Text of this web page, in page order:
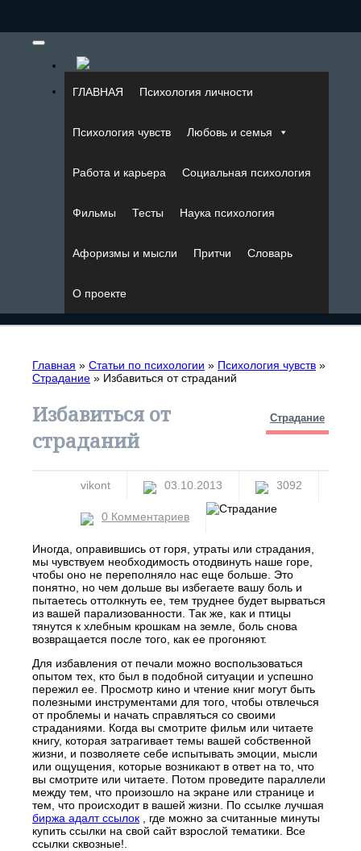
ГЛАВНАЯ Психология личности
Психология чувств Любовь и семья
Работа и карьера Социальная психология
Фильмы Тесты Наука психология
Афоризмы и мысли Притчи Словарь
О проекте
Главная » Статьи по психологии » Психология чувств »
Страдание » Избавиться от страданий
Избавиться от
страданий
Страдание
vikont 03.10.2013 3092
0 Комментариев
Иногда, оправившись от горя, утраты или страдания,
мы чувствуем необходимость отодвинуть наше горе,
чтобы оно не переполняло нас еще больше. Это
понятно, но чем дольше вы избегаете вашу боль и
пытаетесь оттолкнуть ее, тем труднее будет вырваться
из вашей парализованности. Так же, как и птицы
тянутся к хлебным крошкам на земле, боль снова
возвращается после того, как ее прогоняют.
Для избавления от печали можно воспользоваться
опытом тех, кто был в подобной ситуации и успешно
пережил ее. Просмотр кино и чтение книг могут быть
полезными инструментами для того, чтобы отвлечься
от проблемы и начать справляться со своими
страданиями. Когда вы смотрите фильм или читаете
книгу, которая затрагивает темы вашей собственной
жизни, и позволяете себе испытывать эмоции, мысли
или ощущения, которые возникают в ответ на то, что
вы смотрите или читаете. Потом проведите параллели
между тем, что произошло на экране или странице и
тем, что происходит в вашей жизни. По ссылке лучшая
биржа адалт ссылок , где можно за считанные минуты
купить ссылки на свой сайт взрослой тематики. Все
ссылки сквозные!